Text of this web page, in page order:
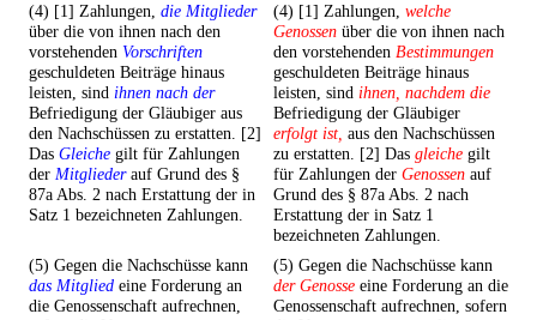
(4) [1] Zahlungen, die Mitglieder
über die von ihnen nach den
vorstehenden Vorschriften
geschuldeten Beiträge hinaus
leisten, sind ihnen nach der
Befriedigung der Gläubiger aus
den Nachschüssen zu erstatten. [2]
Das Gleiche gilt für Zahlungen
der Mitgliederauf Grund des §
87a Abs. 2 nach Erstattung der in
Satz 1 bezeichneten Zahlungen.
(4) [1] Zahlungen, welche
Genossen über die von ihnen nach
den vorstehenden Bestimmungen
geschuldeten Beiträge hinaus
leisten, sind ihnen, nachdem die
Befriedigung der Gläubiger
erfolgt ist, aus den Nachschüssen
zu erstatten. [2] Das gleiche gilt
für Zahlungen der Genossen auf
Grund des § 87a Abs. 2 nach
Erstattung der in Satz 1
bezeichneten Zahlungen.
(5) Gegen die Nachschüsse kann
das Mitglied eine Forderung an
die Genossenschaft aufrechnen,
(5) Gegen die Nachschüsse kann
der Genosse eine Forderung an die
Genossenschaft aufrechnen, sofern